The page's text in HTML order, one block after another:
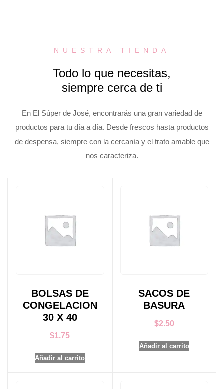
NUESTRA TIENDA
Todo lo que necesitas,
siempre cerca de ti
En El Súper de José, encontrarás una gran variedad de
productos para tu día a día. Desde frescos hasta productos
de despensa, siempre con la cercanía y el trato amable que
nos caracteriza.
BOLSAS DE
CONGELACION
30 X 40
$1.75
Añadir al carrito
SACOS DE
BASURA
$2.50
Añadir al carrito